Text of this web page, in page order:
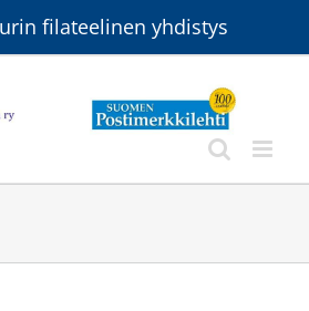
filateelinen yhdistys